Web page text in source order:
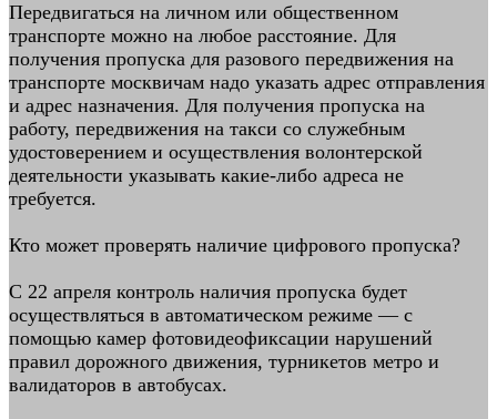
Передвигаться на личном или общественном
транспорте можно на любое расстояние. Для
получения пропуска для разового передвижения на
транспорте москвичам надо указать адрес отправления
и адрес назначения. Для получения пропуска на
работу, передвижения на такси со служебным
удостоверением и осуществления волонтерской
деятельности указывать какие-либо адреса не
требуется.
Кто может проверять наличие цифрового пропуска?
С 22 апреля контроль наличия пропуска будет
осуществляться в автоматическом режиме — с
помощью камер фотовидеофиксации нарушений
правил дорожного движения, турникетов метро и
валидаторов в автобусах.